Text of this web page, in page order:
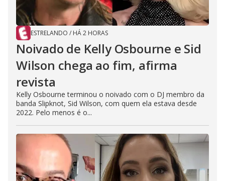
ESTRELANDO / HÁ 2 HORAS
Noivado de Kelly Osbourne e Sid
Wilson chega ao fim, afirma
revista
Kelly Osbourne terminou o noivado com o DJ membro da
banda Slipknot, Sid Wilson, com quem ela estava desde
2022. Pelo menos é o...